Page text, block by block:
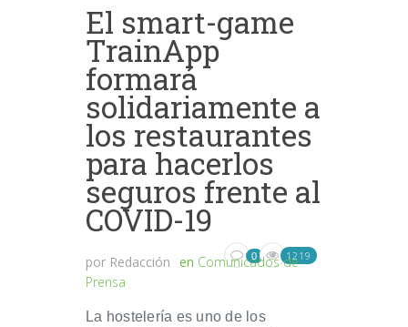
El smart-game
TrainApp
formará
solidariamente a
los restaurantes
para hacerlos
seguros frente al
COVID-19
por Redacción en Comunicados de
Prensa
0 1219
La hostelería es uno de los